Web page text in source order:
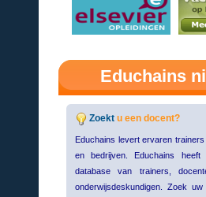
Educhains
Zoekt u een docent?
Educhains levert ervaren
en bedrijven. Educhains heeft
database van trainers,
onderwijsdeskundigen. Zoek